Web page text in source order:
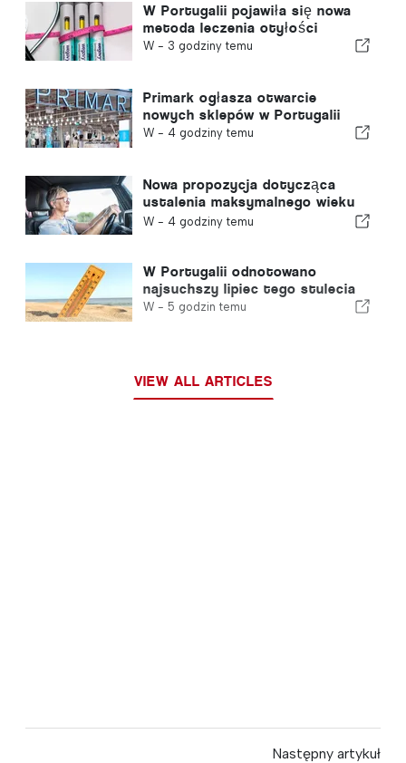
W Portugalii pojawiła się nowa
metoda leczenia otyłości
W - 3 godziny temu
Primark ogłasza otwarcie
nowych sklepów w Portugalii
W - 4 godziny temu
Nowa propozycja dotycząca
ustalenia maksymalnego wieku
uprawniającego do prowadzenia
W - 4 godziny temu
W Portugalii odnotowano
najsuchszy lipiec tego stulecia
W - 5 godzin temu
VIEW ALL ARTICLES
Następny artykuł